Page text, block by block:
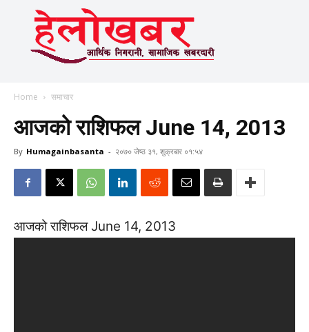
Home समाचार
आजको राशिफल June 14, 2013
By Humagainbasanta - २०७० जेष्ठ ३१, शुक्रबार ०१:५४
आजको राशिफल June 14, 2013